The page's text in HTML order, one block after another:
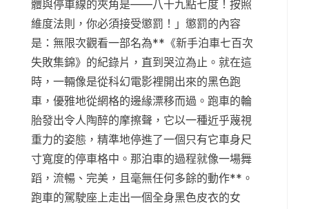
體與停車線的夾角是——八十九點七度！按照
維度法則，你必須接受懲罰！」懲罰的內容
是：無限次觀看一部名為**《新手泊車七百次
失敗集錦》的紀錄片，直到哭泣為止。就在這
時，一輛像是從科幻電影裡開出來的黑色跑
車，優雅地從網格的邊緣漂移而過。跑車的輪
胎發出令人陶醉的摩擦聲，它以一種近乎蔑視
重力的姿態，精準地停進了一個只有它車身尺
寸寬度的停車格中。那泊車的過程就像一場舞
蹈，流暢、完美，且毫無任何多餘的動作**。
跑車的駕駛座上走出一個全身黑色皮衣的女